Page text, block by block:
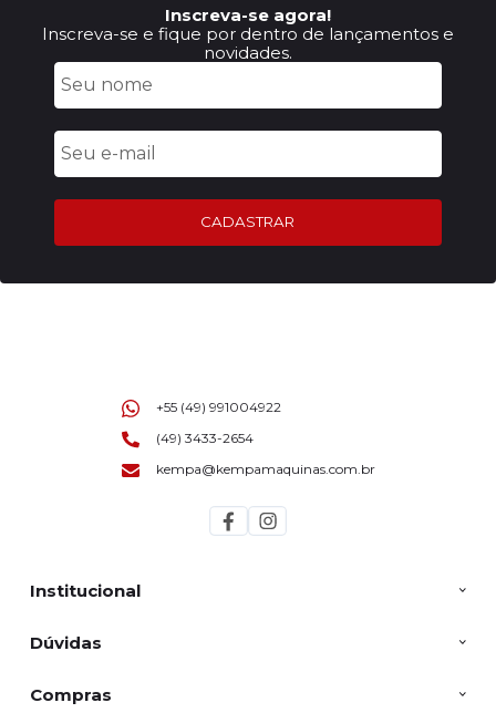
Inscreva-se agora!
Inscreva-se e fique por dentro de lançamentos e
novidades.
CADASTRAR
Institucional
Dúvidas
Compras
+55 (49) 991004922
(49) 3433-2654
kempa@kempamaquinas.com.br